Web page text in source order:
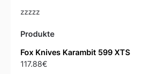
zzzzz
Produkte
Fox Knives Karambit 599 XTS
117.88€